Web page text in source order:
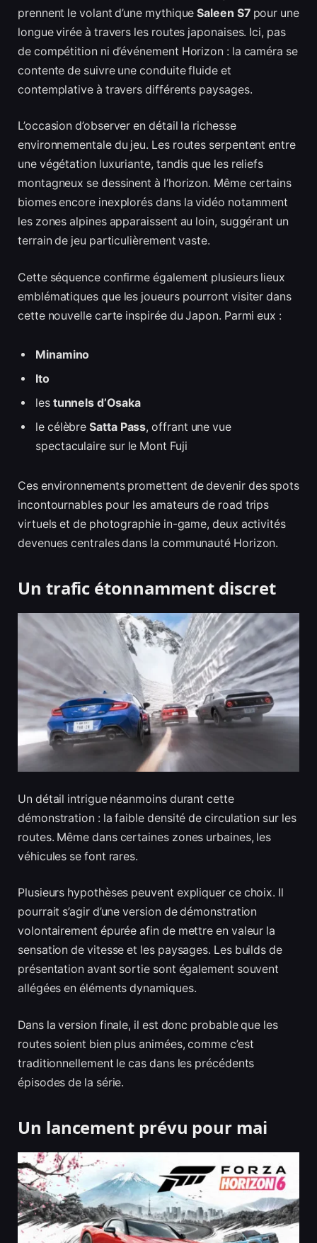
prennent le volant d’une mythiqueSaleen S7pour une
longue virée à travers les routes japonaises. Ici, pas
de compétition ni d’événement Horizon : la caméra se
contente de suivre une conduite fluide et
contemplative à travers différents paysages.
L’occasion d’observer en détail la richesse
environnementale du jeu. Les routes serpentent entre
une végétation luxuriante, tandis que les reliefs
montagneux se dessinent à l’horizon. Même certains
biomes encore inexplorés dans la vidéo notamment
les zones alpines apparaissent au loin, suggérant un
terrain de jeu particulièrement vaste.
Cette séquence confirme également plusieurs lieux
emblématiques que les joueurs pourront visiter dans
cette nouvelle carte inspirée du Japon. Parmi eux :
Minamino
Ito
les tunnels d’Osaka
le célèbreSatta Pass, offrant une vue
spectaculaire sur le Mont Fuji
Ces environnements promettent de devenir des spots
incontournables pour les amateurs de road trips
virtuels et de photographie in-game, deux activités
devenues centrales dans la communauté Horizon.
Un trafic étonnamment discret
Un détail intrigue néanmoins durant cette
démonstration : la faible densité de circulation sur les
routes. Même dans certaines zones urbaines, les
véhicules se font rares.
Plusieurs hypothèses peuvent expliquer ce choix. Il
pourrait s’agir d’une version de démonstration
volontairement épurée afin de mettre en valeur la
sensation de vitesse et les paysages. Les builds de
présentation avant sortie sont également souvent
allégées en éléments dynamiques.
Dans la version finale, il est donc probable que les
routes soient bien plus animées, comme c’est
traditionnellement le cas dans les précédents
épisodes de la série.
Un lancement prévu pour mai